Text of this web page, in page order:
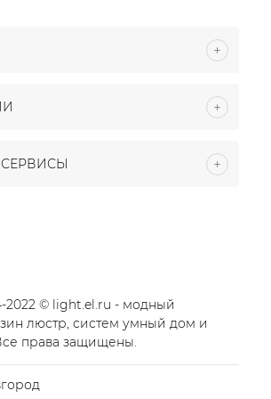
2022 © light.el.ru - модный
люстр, систем умный дом и
права защищены.